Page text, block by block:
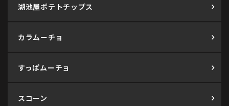
湖池屋ポテトチップス
カラムーチョ
すっぱムーチョ
スコーン